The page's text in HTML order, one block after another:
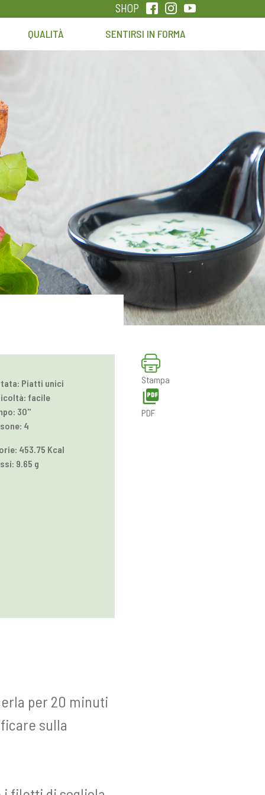
SHOP
QUALITÀ SENTIRSI IN FORMA
Piatti unici
facile
30''
4
453.75 Kcal
9.65 g
per 20 minuti
sulla
Stampa
PDF